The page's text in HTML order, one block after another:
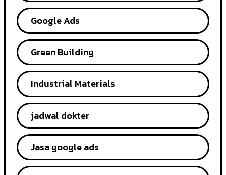
Google Ads
Green Building
Industrial Materials
jadwal dokter
Jasa google ads